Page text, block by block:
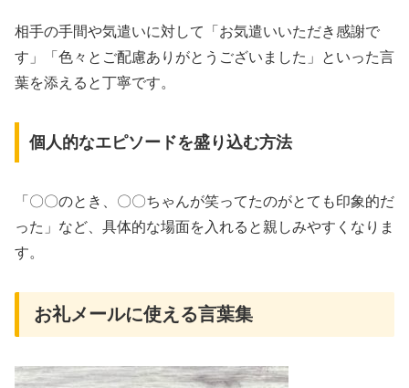
相手の手間や気遣いに対して「お気遣いいただき感謝で
す」「色々とご配慮ありがとうございました」といった言
葉を添えると丁寧です。
個人的なエピソードを盛り込む方法
「〇〇のとき、〇〇ちゃんが笑ってたのがとても印象的だ
った」など、具体的な場面を入れると親しみやすくなりま
す。
お礼メールに使える言葉集